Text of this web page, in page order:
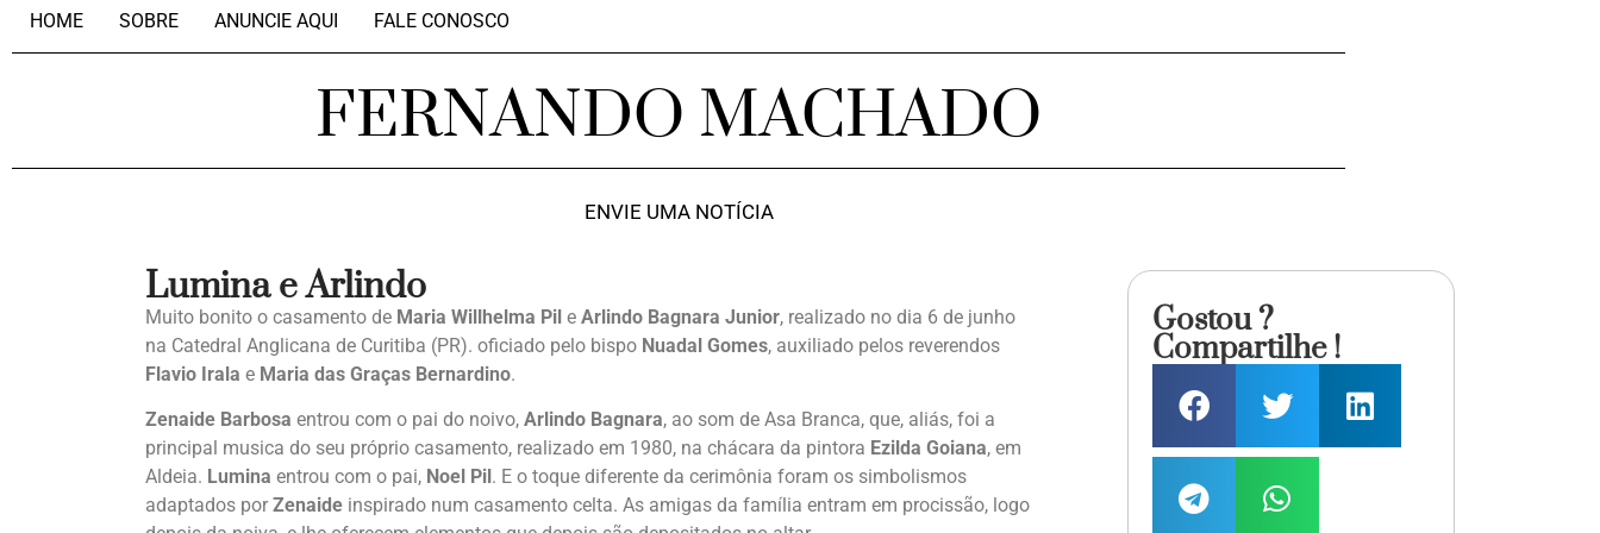
HOME SOBRE ANUNCIE AQUI FALE CONOSCO
FERNANDO MACHADO
ENVIE UMA NOTÍCIA
Lumina e Arlindo
Muito bonito o casamento de Maria Willhelma Pil e Arlindo Bagnara Junior, realizado no dia 6 de junho
na Catedral Anglicana de Curitiba (PR). oficiado pelo bispo Nuadal Gomes, auxiliado pelos reverendos
Flavio Irala e Maria das Graças Bernardino.
Zenaide Barbosa entrou com o pai do noivo, Arlindo Bagnara, ao som de Asa Branca, que, aliás, foi a
principal musica do seu próprio casamento, realizado em 1980, na chácara da pintora Ezilda Goiana, em
Aldeia. Lumina entrou com o pai, Noel Pil . E o toque diferente da cerimônia foram os simbolismos
adaptados por Zenaide inspirado num casamento celta. As amigas da família entram em procissão, logo
Gostou ?
Compartilhe !